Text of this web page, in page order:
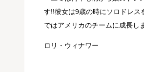
す!!彼女は9歳の時にソロドレス
ではアメリカのチームに成長し
ロリ・ウィナワー